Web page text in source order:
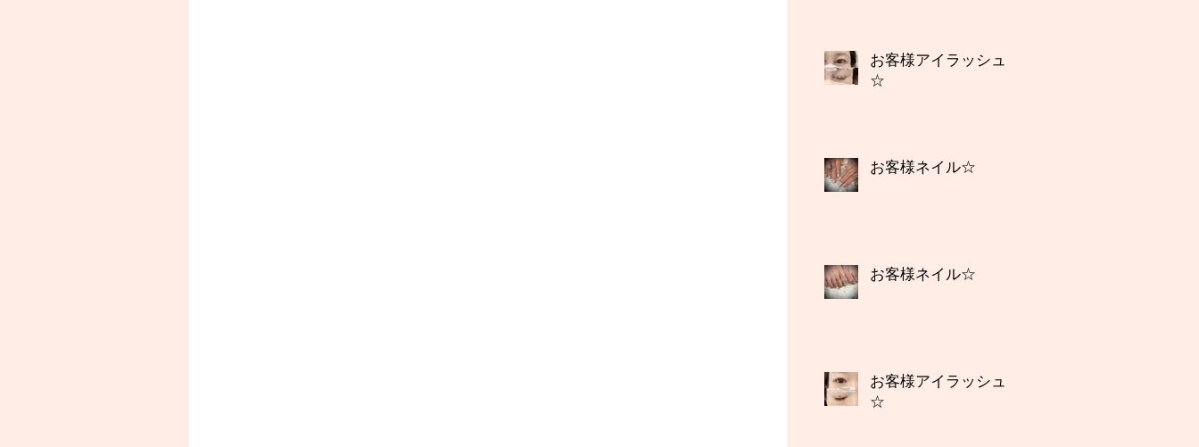
お客様アイラッシュ
☆
お客様ネイル☆
お客様ネイル☆
お客様アイラッシュ
☆